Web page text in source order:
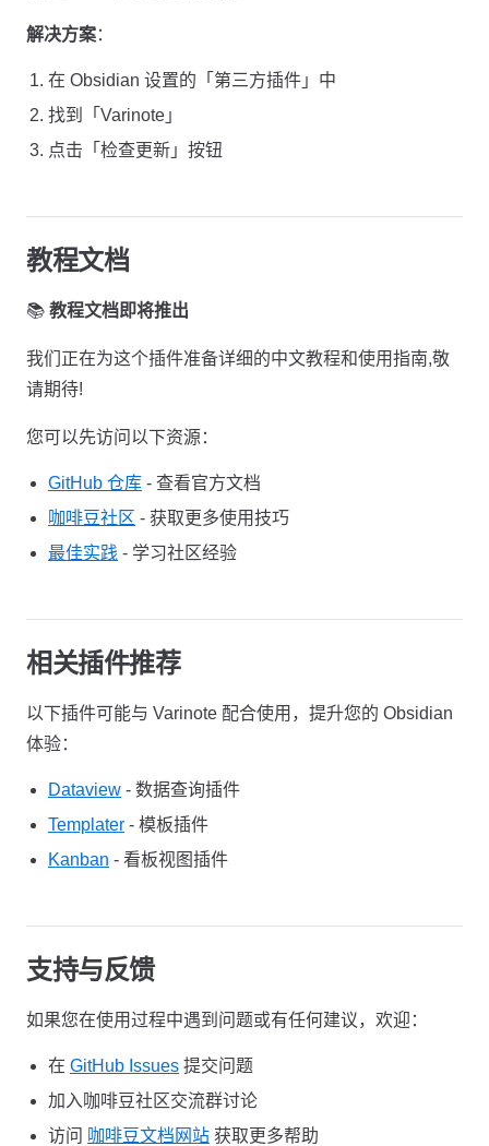
解决方案：
在 Obsidian 设置的「第三方插件」中
找到「Varinote」
点击「检查更新」按钮
教程文档
📚 教程文档即将推出
我们正在为这个插件准备详细的中文教程和使用指南,敬
请期待!
您可以先访问以下资源：
GitHub 仓库 - 查看官方文档
咖啡豆社区 - 获取更多使用技巧
最佳实践 - 学习社区经验
相关插件推荐
以下插件可能与 Varinote 配合使用，提升您的 Obsidian
体验：
Dataview - 数据查询插件
Templater - 模板插件
Kanban - 看板视图插件
支持与反馈
如果您在使用过程中遇到问题或有任何建议，欢迎：
在 GitHub Issues 提交问题
加入咖啡豆社区交流群讨论
访问 咖啡豆文档网站 获取更多帮助